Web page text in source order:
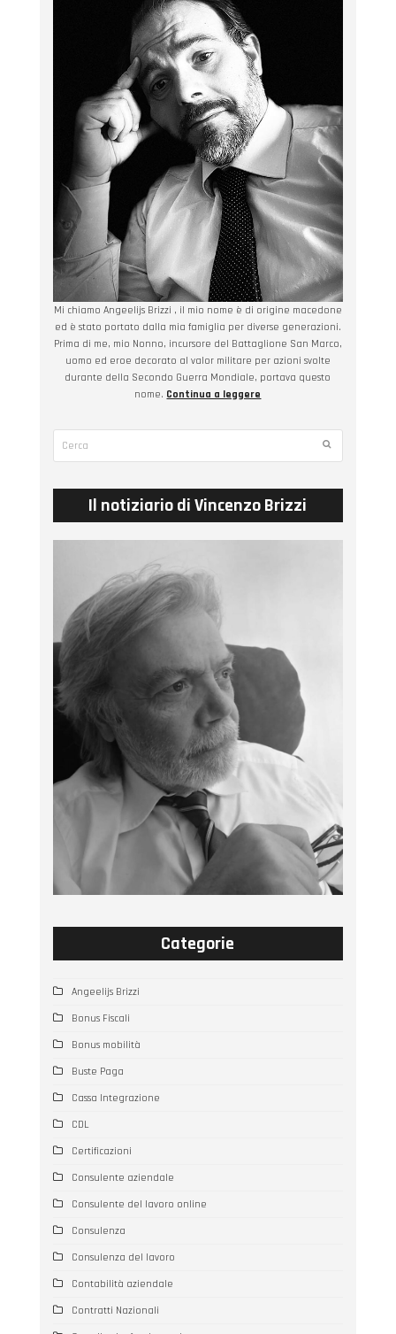
Mi chiamo Angeelijs Brizzi , il mio nome è di origine macedone
ed è stato portato dalla mia famiglia per diverse generazioni.
Prima di me, mio Nonno, incursore del Battaglione San Marco,
uomo ed eroe decorato al valor militare per azioni svolte
durante della Secondo Guerra Mondiale, portava questo
nome. Continua a leggere
Submit
Il notiziario di Vincenzo Brizzi
Categorie
Angeelijs Brizzi
Bonus Fiscali
Bonus mobilità
Buste Paga
Cassa Integrazione
CDL
Certificazioni
Consulente aziendale
Consulente del lavoro online
Consulenza
Consulenza del lavoro
Contabilità aziendale
Contratti Nazionali